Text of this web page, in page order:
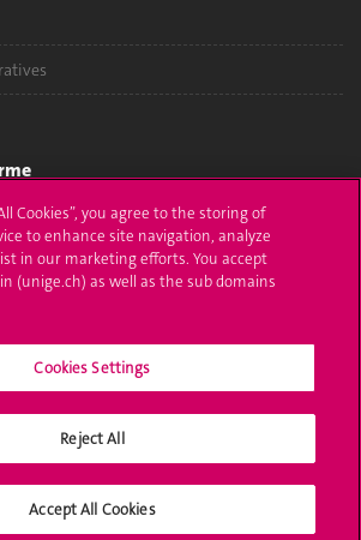
Cookies”, you agree to the storing of
to enhance site navigation, analyze
in our marketing efforts. You accept
(unige.ch) as well as the sub domains
Cookies Settings
Reject All
Accept All Cookies